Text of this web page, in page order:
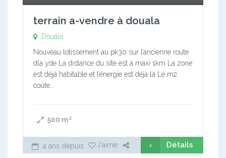
terrain a-vendre à douala
Douala
Nouveau lotissement au pk30 sur l’ancienne route
dla yde La distance du site est à maxi 1km La zone
est déjà habitable et l’énergie est déjà là Le m2
coûte…
500 m²
4 ans depuis J'aime Détails